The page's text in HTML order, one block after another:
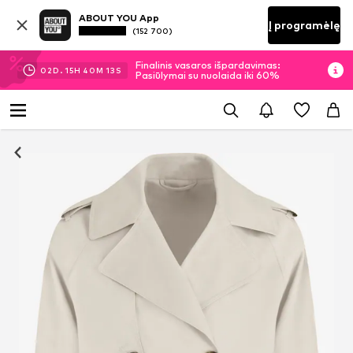
ABOUT YOU App
(152 700) Į programėlę
02D. 15H 40M 12 S
Finalinis vasaros išpardavimas:
Pasiūlymai su nuolaida iki 60%